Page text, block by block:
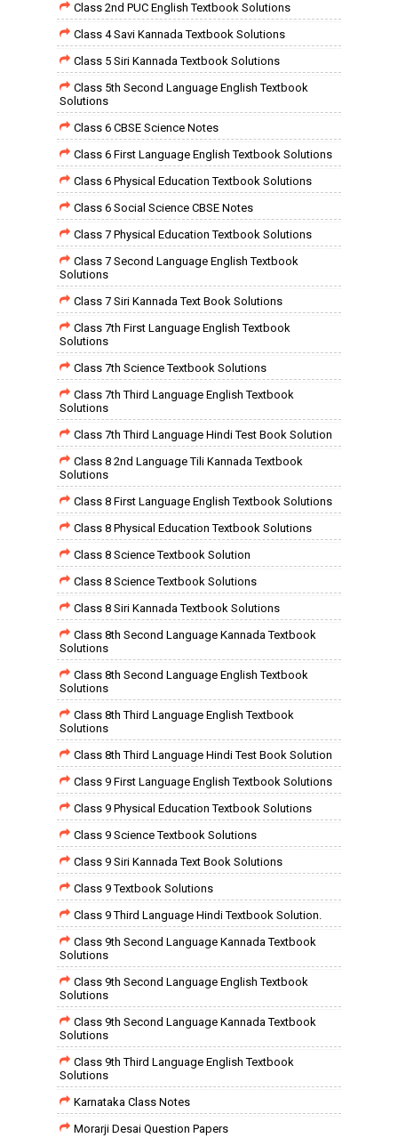
Class 2nd PUC English Textbook Solutions
Class 4 Savi Kannada Textbook Solutions
Class 5 Siri Kannada Textbook Solutions
Class 5th Second Language English Textbook
Solutions
Class 6 CBSE Science Notes
Class 6 First Language English Textbook Solutions
Class 6 Physical Education Textbook Solutions
Class 6 Social Science CBSE Notes
Class 7 Physical Education Textbook Solutions
Class 7 Second Language English Textbook
Solutions
Class 7 Siri Kannada Text Book Solutions
Class 7th First Language English Textbook
Solutions
Class 7th Science Textbook Solutions
Class 7th Third Language English Textbook
Solutions
Class 7th Third Language Hindi Test Book Solution
Class 8 2nd Language Tili Kannada Textbook
Solutions
Class 8 First Language English Textbook Solutions
Class 8 Physical Education Textbook Solutions
Class 8 Science Textbook Solution
Class 8 Science Textbook Solutions
Class 8 Siri Kannada Textbook Solutions
Class 8th Second Language Kannada Textbook
Solutions
Class 8th Second Language English Textbook
Solutions
Class 8th Third Language English Textbook
Solutions
Class 8th Third Language Hindi Test Book Solution
Class 9 First Language English Textbook Solutions
Class 9 Physical Education Textbook Solutions
Class 9 Science Textbook Solutions
Class 9 Siri Kannada Text Book Solutions
Class 9 Textbook Solutions
Class 9 Third Language Hindi Textbook Solution.
Class 9th Second Language Kannada Textbook
Solutions
Class 9th Second Language English Textbook
Solutions
Class 9th Second Language Kannada Textbook
Solutions
Class 9th Third Language English Textbook
Solutions
Karnataka Class Notes
Morarji Desai Question Papers